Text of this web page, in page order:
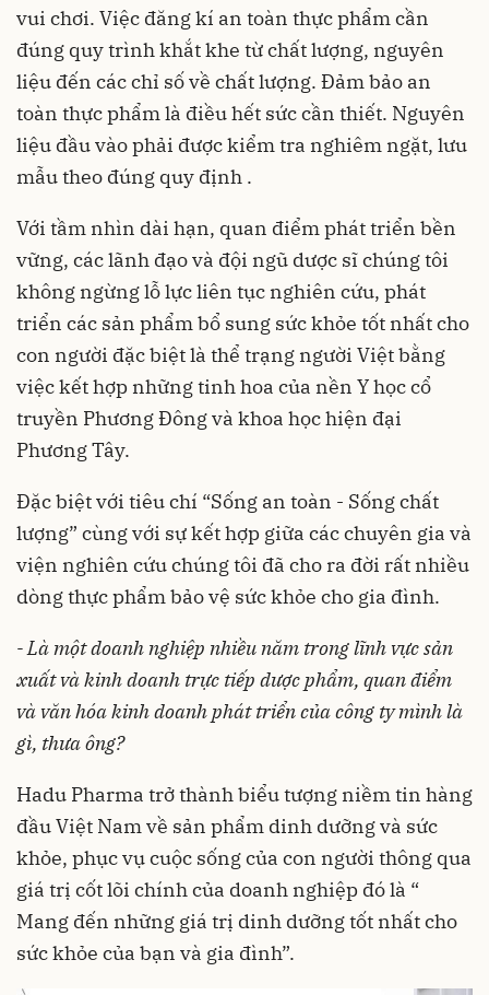
vui chơi. Việc đăng kí an toàn thực phẩm cần
đúng quy trình khắt khe từ chất lượng, nguyên
liệu đến các chỉ số về chất lượng. Đảm bảo an
toàn thực phẩm là điều hết sức cần thiết. Nguyên
liệu đầu vào phải được kiểm tra nghiêm ngặt, lưu
mẫu theo đúng quy định .
Với tầm nhìn dài hạn, quan điểm phát triển bền
vững, các lãnh đạo và đội ngũ dược sĩ chúng tôi
không ngừng lỗ lực liên tục nghiên cứu, phát
triển các sản phẩm bổ sung sức khỏe tốt nhất cho
con người đặc biệt là thể trạng người Việt bằng
việc kết hợp những tinh hoa của nền Y học cổ
truyền Phương Đông và khoa học hiện đại
Phương Tây.
Đặc biệt với tiêu chí “Sống an toàn - Sống chất
lượng” cùng với sự kết hợp giữa các chuyên gia và
viện nghiên cứu chúng tôi đã cho ra đời rất nhiều
dòng thực phẩm bảo vệ sức khỏe cho gia đình.
- Là một doanh nghiệp nhiều năm trong lĩnh vực sản
xuất và kinh doanh trực tiếp dược phẩm, quan điểm
và văn hóa kinh doanh phát triển của công ty mình là
gì, thưa ông?
Hadu Pharma trở thành biểu tượng niềm tin hàng
đầu Việt Nam về sản phẩm dinh dưỡng và sức
khỏe, phục vụ cuộc sống của con người thông qua
giá trị cốt lõi chính của doanh nghiệp đó là “
Mang đến những giá trị dinh dưỡng tốt nhất cho
sức khỏe của bạn và gia đình”.